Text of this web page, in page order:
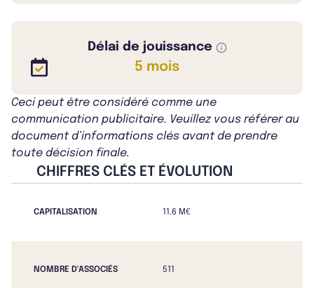
Délai de jouissance
5 mois
Ceci peut être considéré comme une
communication publicitaire. Veuillez vous référer au
document d’informations clés avant de prendre
toute décision finale.
CHIFFRES CLÉS ET ÉVOLUTION
CAPITALISATION 11.6 M€
NOMBRE D'ASSOCIÉS 511